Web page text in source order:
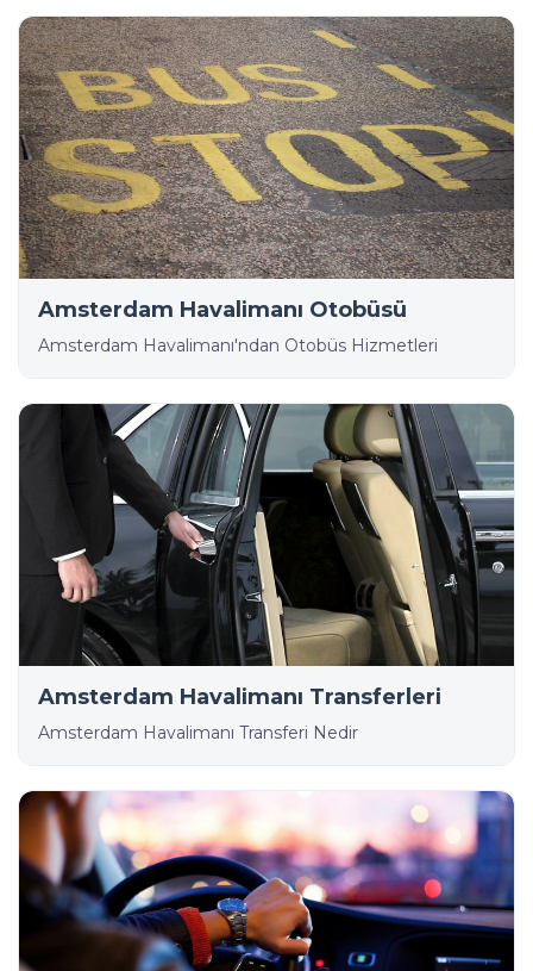
Amsterdam Havalimanı Otobüsü
Amsterdam Havalimanı'ndan Otobüs Hizmetleri
Amsterdam Havalimanı Transferleri
Amsterdam Havalimanı Transferi Nedir